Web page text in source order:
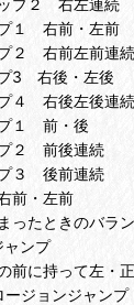
右左連続
前・左前
左前連続
・左後
左後連続
・後
後連続
前連続
前
ときのバラン
プ
・正面・右
ンジャンプ